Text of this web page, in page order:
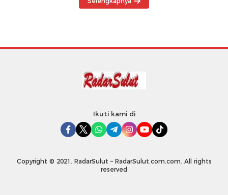
Ikuti kami di
Copyright © 2021. RadarSulut – RadarSulut.com.com. All rights
reserved